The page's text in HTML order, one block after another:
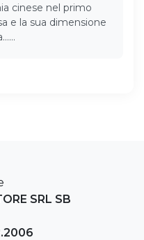
cinese nel primo
e la sua dimensione
SRL SB